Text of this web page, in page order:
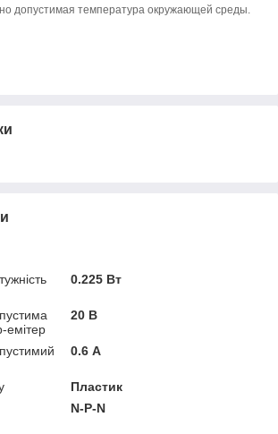
допустимая температура окружающей среды.
0.225 Вт
емітер
20 В
0.6 А
Пластик
N-P-N